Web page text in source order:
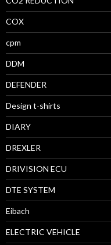
COX
cpm
DDM
DEFENDER
Design t-shirts
DIARY
DREXLER
DRIVISION ECU
DTE SYSTEM
Eibach
ELECTRIC VEHICLE